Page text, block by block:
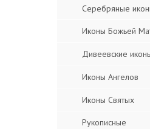
Серебряные
Иконы Божьей
Дивеевские
Иконы Ангелов
Иконы Святых
Рукописные